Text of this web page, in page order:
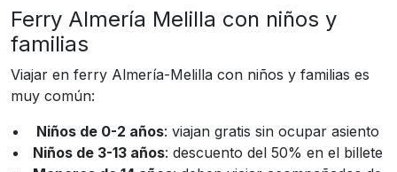
Ferry Almería Melilla con niños y
familias
Viajar en ferry Almería-Melilla con niños y familias es
muy común:
Niños de 0-2 años: viajan gratis sin ocupar asiento
Niños de 3-13 años: descuento del 50% en el billete